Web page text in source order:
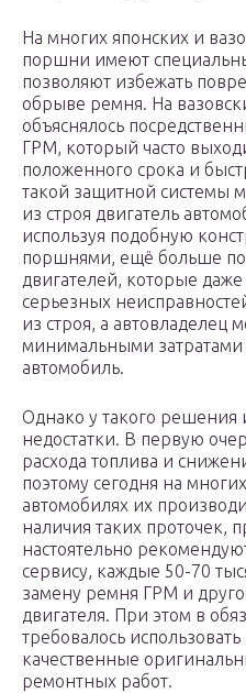
На многих японских и
поршни имеют
позволяют избежать
обрыве ремня. На
объяснялось
ГРМ, который часто
положенного срока и
такой защитной системы
из строя двигатель
используя подобную
поршнями, ещё больше
двигателей, которые
серьезных
из строя, а автовладелец
минимальными затратами
автомобиль.
Однако у такого
недостатки. В первую
расхода топлива и
поэтому сегодня на
автомобилях их
наличия таких проточек,
настоятельно
сервису, каждые 50-70
замену ремня ГРМ и
двигателя. При этом в
требовалось
качественные
ремонтных работ.